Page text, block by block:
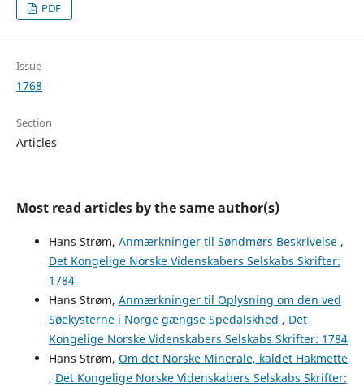
PDF
Issue
1768
Section
Articles
Most read articles by the same author(s)
Hans Strøm, Anmærkninger til Søndmørs Beskrivelse ,
Det Kongelige Norske Videnskabers Selskabs Skrifter:
1784
Hans Strøm, Anmærkninger til Oplysning om den ved
Søekysterne i Norge gængse Spedalskhed , Det
Kongelige Norske Videnskabers Selskabs Skrifter: 1784
Hans Strøm, Om det Norske Minerale, kaldet Hakmette
, Det Kongelige Norske Videnskabers Selskabs Skrifter: